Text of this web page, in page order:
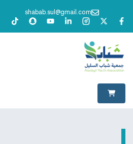
shabab.sul@gmail.com